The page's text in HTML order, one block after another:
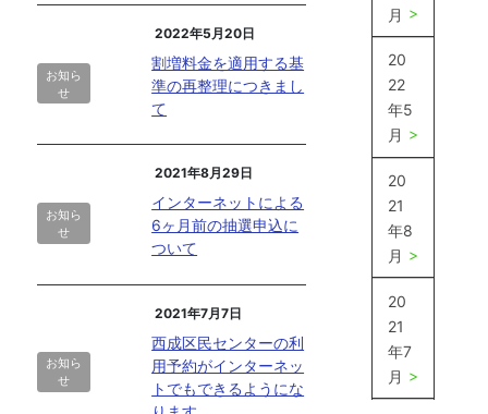
お知ら
せ
2022年5月20日
割増料金を適用する基
準の再整理につきまし
て
お知ら
せ
2021年8月29日
インターネットによる
6ヶ月前の抽選申込に
ついて
お知ら
せ
2021年7月7日
西成区民センターの利
用予約がインターネッ
トでもできるようにな
月
20
22
年5
月
20
21
年8
月
20
21
年7
月